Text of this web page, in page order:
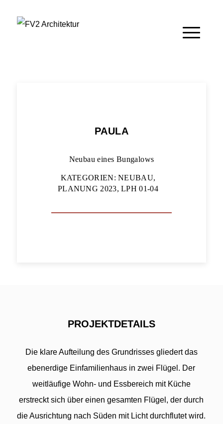
PAULA
Neubau eines Bungalows
KATEGORIEN: NEUBAU,
PLANUNG 2023, LPH 01-04
PROJEKTDETAILS
Die klare Aufteilung des Grundrisses gliedert das
ebenerdige Einfamilienhaus in zwei Flügel. Der
weitläufige Wohn- und Essbereich mit Küche
erstreckt sich über einen gesamten Flügel, der durch
die Ausrichtung nach Süden mit Licht durchflutet wird.